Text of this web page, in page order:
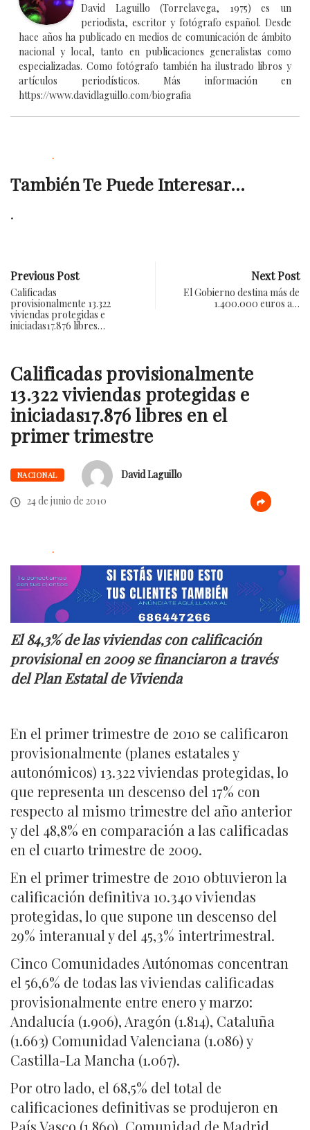
David Laguillo (Torrelavega, 1975) es un
periodista, escritor y fotógrafo español. Desde
hace años ha publicado en medios de comunicación de ámbito
nacional y local, tanto en publicaciones generalistas como
especializadas. Como fotógrafo también ha ilustrado libros y
artículos periodísticos. Más información en
https://www.davidlaguillo.com/biografia
.
También Te Puede Interesar...
.
Previous Post
Calificadas
provisionalmente 13.322
viviendas protegidas e
iniciadas17.876 libres…
Next Post
El Gobierno destina más de
1.400.000 euros a…
Calificadas provisionalmente
13.322 viviendas protegidas e
iniciadas17.876 libres en el
primer trimestre
NACIONAL
David Laguillo
24 de junio de 2010
.
El 84,3% de las viviendas con calificación
provisional en 2009 se financiaron a través
del Plan Estatal de Vivienda
En el primer trimestre de 2010 se calificaron
provisionalmente (planes estatales y
autonómicos) 13.322 viviendas protegidas, lo
que representa un descenso del 17% con
respecto al mismo trimestre del año anterior
y del 48,8% en comparación a las calificadas
en el cuarto trimestre de 2009.
En el primer trimestre de 2010 obtuvieron la
calificación definitiva 10.340 viviendas
protegidas, lo que supone un descenso del
29% interanual y del 45,3% intertrimestral.
Cinco Comunidades Autónomas concentran
el 56,6% de todas las viviendas calificadas
provisionalmente entre enero y marzo:
Andalucía (1.906), Aragón (1.814), Cataluña
(1.663) Comunidad Valenciana (1.086) y
Castilla-La Mancha (1.067).
Por otro lado, el 68,5% del total de
calificaciones definitivas se produjeron en